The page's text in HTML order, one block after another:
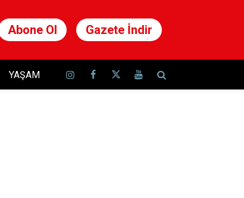
Abone Ol Gazete İndir
YAŞAM